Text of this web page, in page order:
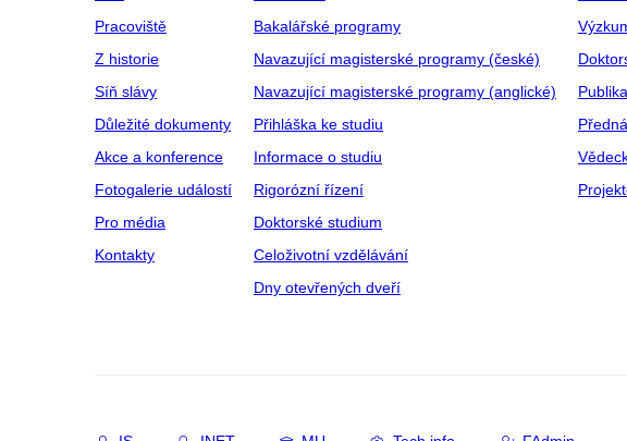
Pracoviště
Z historie
Síň slávy
Důležité dokumenty
Akce a konference
Fotogalerie událostí
Pro média
Kontakty
Bakalářské programy
Navazující magisterské programy (české)
Navazující magisterské programy (anglické)
Přihláška ke studiu
Informace o studiu
Rigorózní řízení
Doktorské studium
Celoživotní vzdělávání
Dny otevřených dveří